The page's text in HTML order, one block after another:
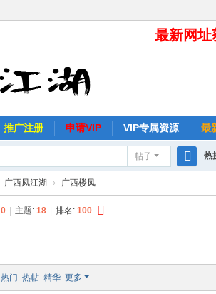
最新网
推广注册 申请VIP VIP专属资源 最
帖子
索
热
广西凤江湖 › 广西楼凤
0 主题: 18 排名: 100
热门 热帖 精华 更多